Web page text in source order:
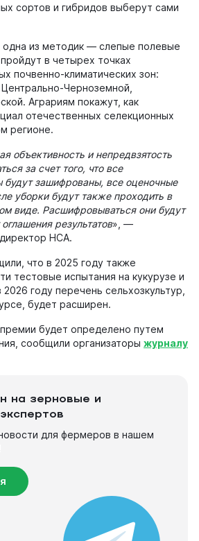
сортов и гибридов выберут сами
одна из методик — слепые полевые
в четырех точках
почвенно-климатических зон:
Черноземной,
Аграриям покажут, как
отечественных селекционных
регионе.
объективность и непредвзятость
за счет того, что все
будут зашифрованы, все оценочные
уборки будут также проходить в
виде. Расшифровываться они будут
результатов», —
НСА.
что в 2025 году также
тестовые испытания на кукурузе и
году перечень сельхозкультур,
будет расширен.
будет определено путем
сообщили организаторы журналу
на зерновые и
для фермеров в нашем